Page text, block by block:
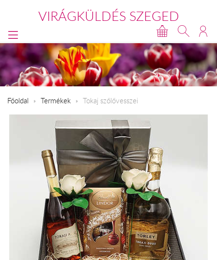
VIRÁGKÜLDÉS SZEGED
Főoldal Termékek Tokaj szőlővesszei